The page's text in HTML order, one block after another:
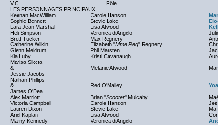
V.O
Rôle
LES PERSONNAGES PRINCIPAUX
Keenan MacWilliam
Carole Hanson
Sophie Bennett
Stevie Lake
Lara Jean Marshall
Lisa Atwood
Heli Simpson
Veronica diAngelo
Brett Tucker
Max Regnery
Catherine Wilkin
Elizabeth "Mme Reg" Regnery
Glenn Meldrum
Phil Marsten
Kia Luby
Kristi Cavanaugh
Marisa Siketa
&
Jessie Jacobs
Melanie Atwood
Nathan Phillips
&
James O'Dea
Red O'Malley
Alex Marriott
Brian "Scooter" Mulcahy
Victoria Campbell
Carole Hanson
Lauren Dixon
Stevie Lake
Ariel Kaplan
Lisa Atwood
Marny Kennedy
Veronica diAngelo